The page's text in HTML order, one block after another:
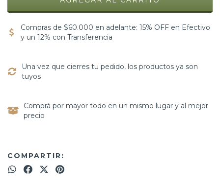
Compras de $60.000 en adelante: 15% OFF en Efectivo
y un 12% con Transferencia
Una vez que cierres tu pedido, los productos ya son
tuyos
Comprá por mayor todo en un mismo lugar y al mejor
precio
COMPARTIR: